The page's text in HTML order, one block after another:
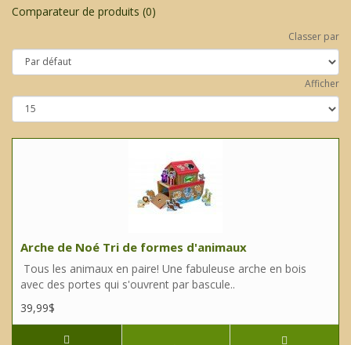
Comparateur de produits (0)
Classer par
Afficher
Arche de Noé Tri de formes d'animaux
Tous les animaux en paire! Une fabuleuse arche en bois
avec des portes qui s'ouvrent par bascule..
39,99$